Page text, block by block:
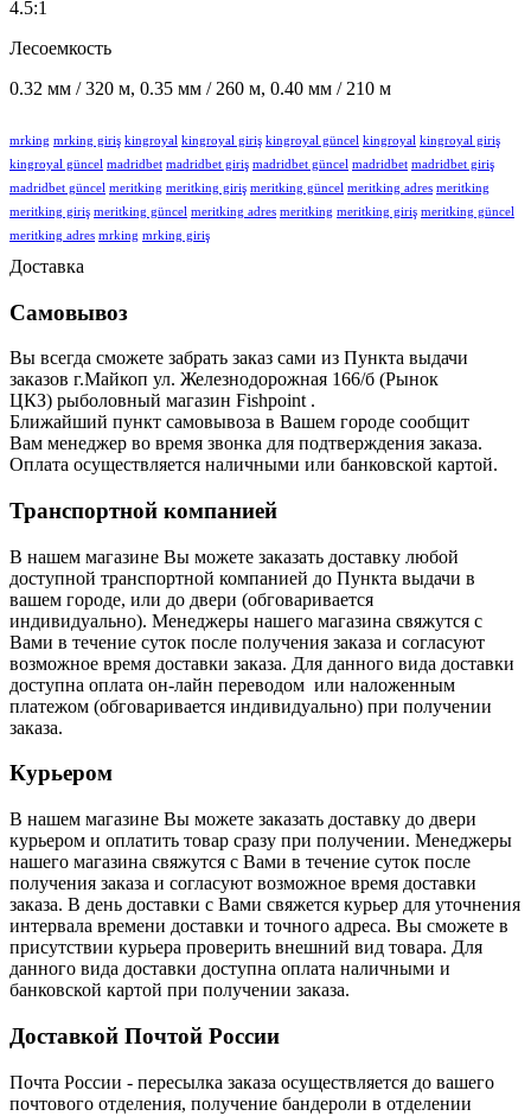
4.5:1
Лесоемкость
0.32 мм / 320 м, 0.35 мм / 260 м, 0.40 мм / 210 м
mrking mrking giriş kingroyal kingroyal giriş kingroyal güncel kingroyal kingroyal giriş
kingroyal güncel madridbet madridbet giriş madridbet güncel madridbet madridbet giriş
madridbet güncel meritking meritking giriş meritking güncel meritking adres meritking
meritking giriş meritking güncel meritking adres meritking meritking giriş meritking güncel
meritking adres mrking mrking giriş
Доставка
Самовывоз
Вы всегда сможете забрать заказ сами из Пункта выдачи
заказов г.Майкоп ул. Железнодорожная 166/б (Рынок
ЦКЗ) рыболовный магазин Fishpoint .
Ближайший пункт самовывоза в Вашем городе сообщит
Вам менеджер во время звонка для подтверждения заказа.
Оплата осуществляется наличными или банковской картой.
Транспортной компанией
В нашем магазине Вы можете заказать доставку любой
доступной транспортной компанией до Пункта выдачи в
вашем городе, или до двери (обговаривается
индивидуально). Менеджеры нашего магазина свяжутся с
Вами в течение суток после получения заказа и согласуют
возможное время доставки заказа. Для данного вида доставки
доступна оплата он-лайн переводом или наложенным
платежом (обговаривается индивидуально) при получении
заказа.
Курьером
В нашем магазине Вы можете заказать доставку до двери
курьером и оплатить товар сразу при получении. Менеджеры
нашего магазина свяжутся с Вами в течение суток после
получения заказа и согласуют возможное время доставки
заказа. В день доставки с Вами свяжется курьер для уточнения
интервала времени доставки и точного адреса. Вы сможете в
присутствии курьера проверить внешний вид товара. Для
данного вида доставки доступна оплата наличными и
банковской картой при получении заказа.
Доставкой Почтой России
Почта России - пересылка заказа осуществляется до вашего
почтового отделения, получение бандероли в отделении